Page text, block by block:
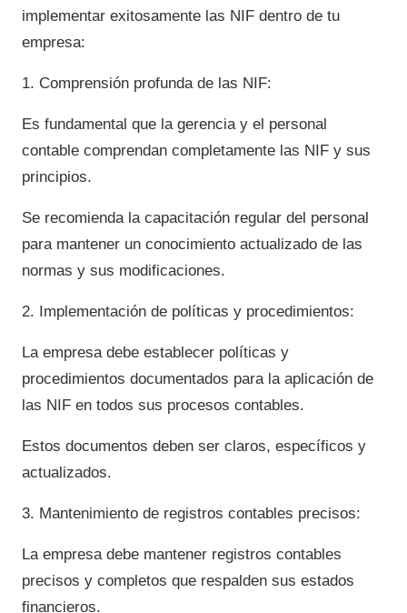
implementar exitosamente las NIF dentro de tu
empresa:
1. Comprensión profunda de las NIF:
Es fundamental que la gerencia y el personal
contable comprendan completamente las NIF y sus
principios.
Se recomienda la capacitación regular del personal
para mantener un conocimiento actualizado de las
normas y sus modificaciones.
2. Implementación de políticas y procedimientos:
La empresa debe establecer políticas y
procedimientos documentados para la aplicación de
las NIF en todos sus procesos contables.
Estos documentos deben ser claros, específicos y
actualizados.
3. Mantenimiento de registros contables precisos:
La empresa debe mantener registros contables
precisos y completos que respalden sus estados
financieros.